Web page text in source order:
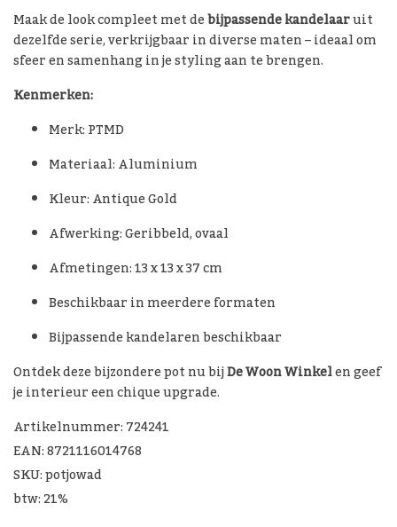
Maak de look compleet met debijpassende kandelaaruit
dezelfde serie, verkrijgbaar in diverse maten – ideaal om
sfeer en samenhang in je styling aan te brengen.
Kenmerken:
Merk: PTMD
Materiaal: Aluminium
Kleur: Antique Gold
Afwerking: Geribbeld, ovaal
Afmetingen: 13 x 13 x 37 cm
Beschikbaar in meerdere formaten
Bijpassende kandelaren beschikbaar
Ontdek deze bijzondere pot nu bijDe Woon Winkelen geef
je interieur een chique upgrade.
Artikelnummer: 724241
EAN: 8721116014768
SKU: potjowad
btw: 21%